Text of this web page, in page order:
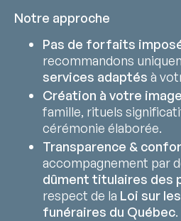
Notre approche
Pas de forfaits
recommandons
services adaptés à
Création à votre image
famille, rituels
cérémonie élaborée.
Transparence &
accompagnement par
dûment titulaires des
respect de la Loi sur
funéraires du Québec.